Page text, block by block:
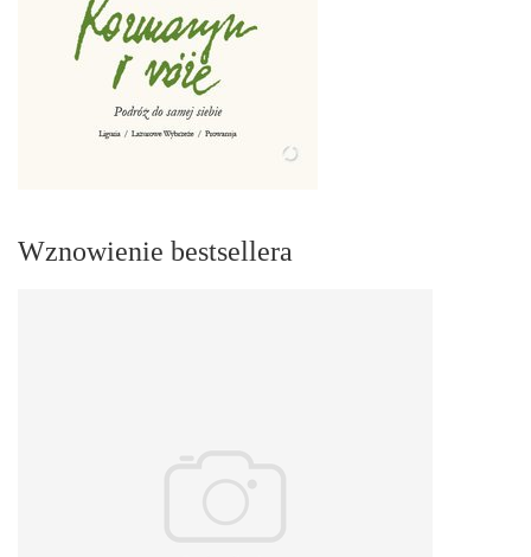
Wznowienie bestsellera